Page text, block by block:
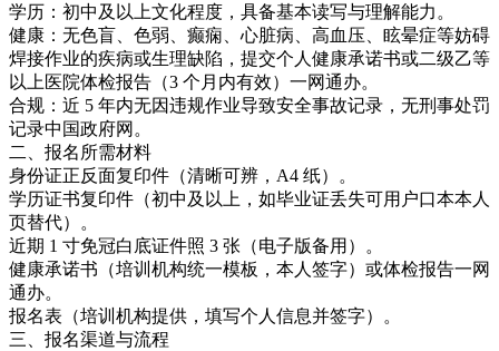
学历：初中及以上文化程度，具备基本读写与理解能力。
健康：无色盲、色弱、癫痫、心脏病、高血压、眩晕症等妨碍
焊接作业的疾病或生理缺陷，提交个人健康承诺书或二级乙等
以上医院体检报告（3 个月内有效）一网通办。
合规：近 5 年内无因违规作业导致安全事故记录，无刑事处罚
记录中国政府网。
二、报名所需材料
身份证正反面复印件（清晰可辨，A4 纸）。
学历证书复印件（初中及以上，如毕业证丢失可用户口本本人
页替代）。
近期 1 寸免冠白底证件照 3 张（电子版备用）。
健康承诺书（培训机构统一模板，本人签字）或体检报告一网
通办。
报名表（培训机构提供，填写个人信息并签字）。
三、报名渠道与流程